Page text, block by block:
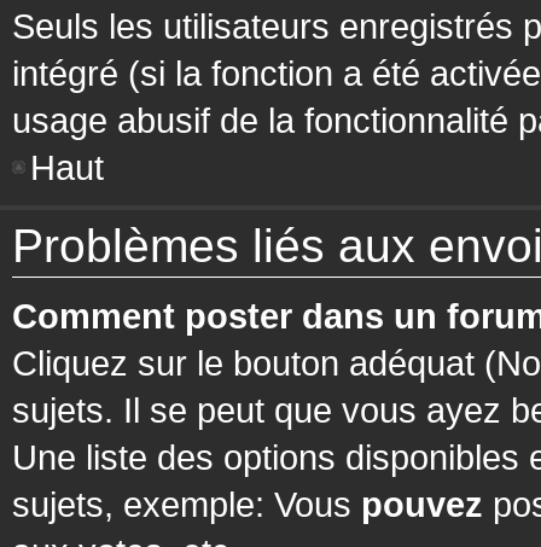
Seuls les utilisateurs enregistrés
intégré (si la fonction a été
usage abusif de la fonctionnalité
Haut
Problèmes liés aux
Comment poster dans un
Cliquez sur le bouton adéquat
sujets. Il se peut que vous ayez
Une liste des options
sujets, exemple: Vous pouvez